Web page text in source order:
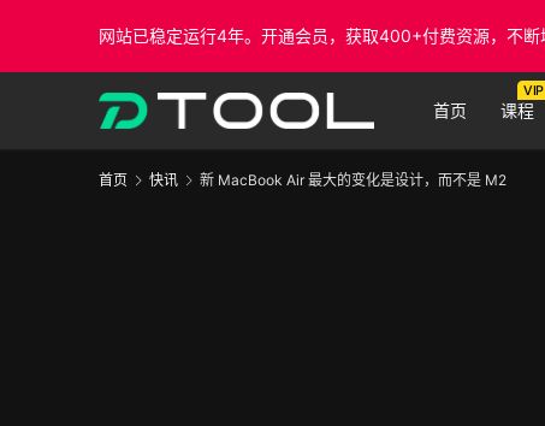
网站已稳定运行4年。开通会员，获取400+付费资源，不断
首页 课程
VIP
首页 快讯 新 MacBook Air 最大的变化是设计，而不是 M2